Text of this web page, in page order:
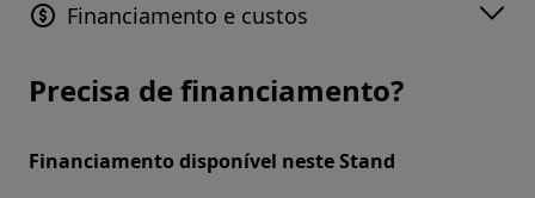
Financiamento e custos
Precisa de financiamento?
Financiamento disponível neste Stand